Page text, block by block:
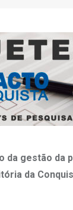
da gestão da
da